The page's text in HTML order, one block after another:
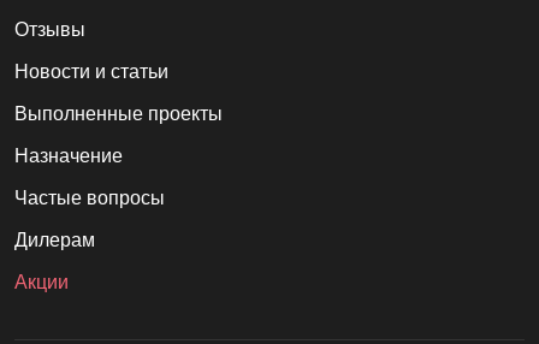
Отзывы
Новости и статьи
Выполненные проекты
Назначение
Частые вопросы
Дилерам
Акции